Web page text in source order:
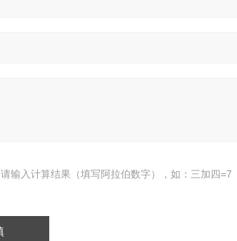
请输入计算结果（填写阿拉伯数字），如：三加四=7